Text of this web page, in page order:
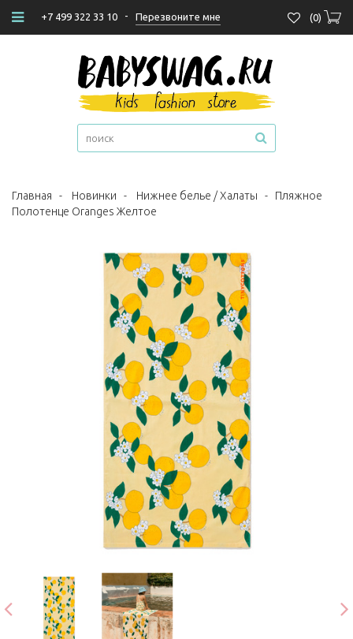
+7 499 322 33 10 - Перезвоните мне (0)
Главная - Новинки - Нижнее белье / Халаты - Пляжное
Полотенце Oranges Желтое